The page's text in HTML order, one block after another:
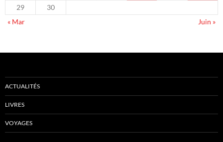
29
30
« Mar
Juin »
ACTUALITÉS
LIVRES
VOYAGES